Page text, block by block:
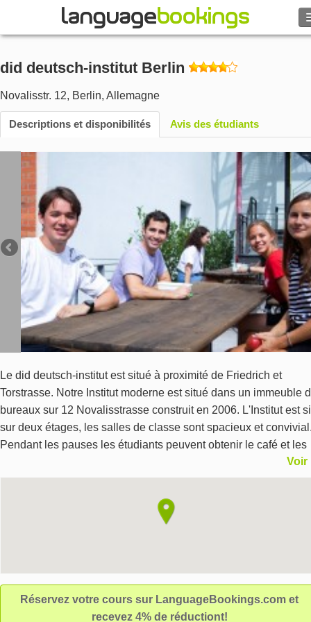
PARCOURIR
Se connecter
Aide
Monnaie €
Langue
did deutsch-institut Berlin
Novalisstr. 12, Berlin, Allemagne
Descriptions et disponibilités Avis des étudiants
Le did deutsch-institut est situé à proximité de Friedrich et
Torstrasse. Notre Institut moderne est situé dans un immeuble
bureaux sur 12 Novalisstrasse construit en 2006. L'Institut est
sur deux étages, les salles de classe sont spacieux et
Pendant les pauses les étudiants peuvent obtenir le café et les
boissons gazeuses dans des distributeurs automatiques dans
cafétéria et utiliser l'internet. En été, vous pourrez vous
la terrasse en profitant du barbecue ou prendre un verre.
nouvelle capitale - Séjour linguistique Berlin, Allemagne Nul ne
après la chute du Mur en 1998, Berlin s’est radicalement
transformée en une réelle métropole. Le quartier
avec la toute nouvelle coupole du Reichstag, les nombreuses
Voir
Réservez votre cours sur LanguageBookings.com et
recevez 4% de réductiont!